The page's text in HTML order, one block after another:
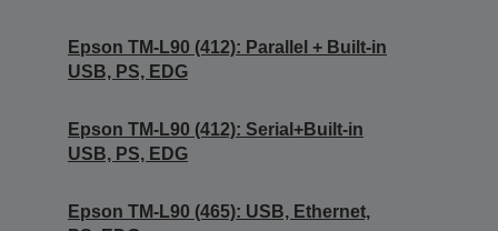
Epson TM-L90 (412): Parallel + Built-in
USB, PS, EDG
Epson TM-L90 (412): Serial+Built-in
USB, PS, EDG
Epson TM-L90 (465): USB, Ethernet,